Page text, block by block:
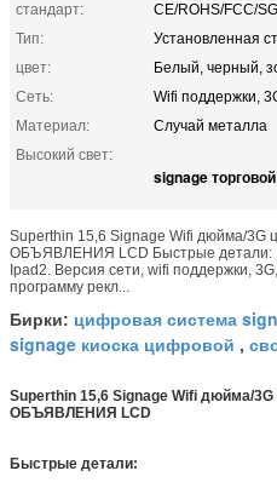
стандарт:
CE/ROHS/FCC/
Тип:
Установленная
цвет:
Белый, черный,
Сеть:
Wifi поддержки,
Материал:
Случай металла
Высокий свет:
signage
Superthin 15,6 Signage Wifi дюйма/3G
ОБЪЯВЛЕНИЯ LCD Быстрые детали:
Ipad2. Версия сети, wifi поддержки,
программу рекл...
Бирки: цифровая система
signage киоска цифровой ,
Superthin 15,6 Signage Wifi дюйма/
ОБЪЯВЛЕНИЯ LCD
Быстрые детали: